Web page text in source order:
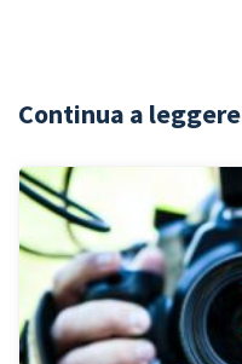
Continua a leggere